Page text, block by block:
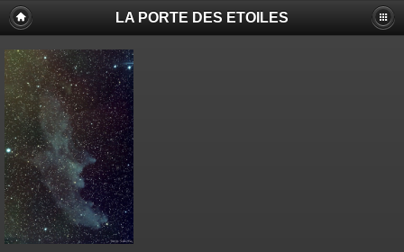
LA PORTE DES ETOILES